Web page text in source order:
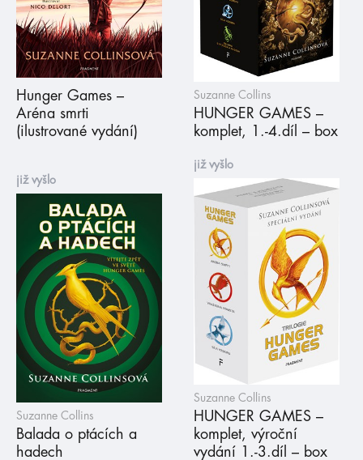
Hunger Games –
Aréna smrti
(ilustrované vydání)
Suzanne Collins
HUNGER GAMES –
komplet, 1.-4.díl – box
již vyšlo
Suzanne Collins
Balada o ptácích a
hadech
již vyšlo
Suzanne Collins
HUNGER GAMES –
komplet, výroční
vydání 1.-3.díl – box